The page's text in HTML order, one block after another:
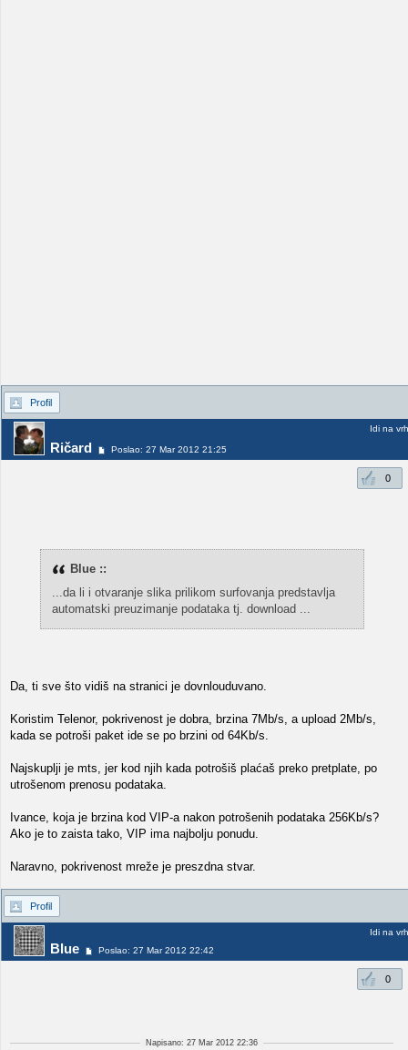
Profil
Ričard Poslao: 27 Mar 2012 21:25
Idi na vrh
0
Blue ::
...da li i otvaranje slika prilikom surfovanja predstavlja
automatski preuzimanje podataka tj. download ...
Da, ti sve što vidiš na stranici je dovnlouduvano.
Koristim Telenor, pokrivenost je dobra, brzina 7Mb/s, a upload 2Mb/s,
kada se potroši paket ide se po brzini od 64Kb/s.
Najskuplji je mts, jer kod njih kada potrošiš plaćaš preko pretplate, po
utrošenom prenosu podataka.
Ivance, koja je brzina kod VIP-a nakon potrošenih podataka 256Kb/s?
Ako je to zaista tako, VIP ima najbolju ponudu.
Naravno, pokrivenost mreže je preszdna stvar.
Profil
Blue Poslao: 27 Mar 2012 22:42
Idi na vrh
0
Napisano: 27 Mar 2012 22:36